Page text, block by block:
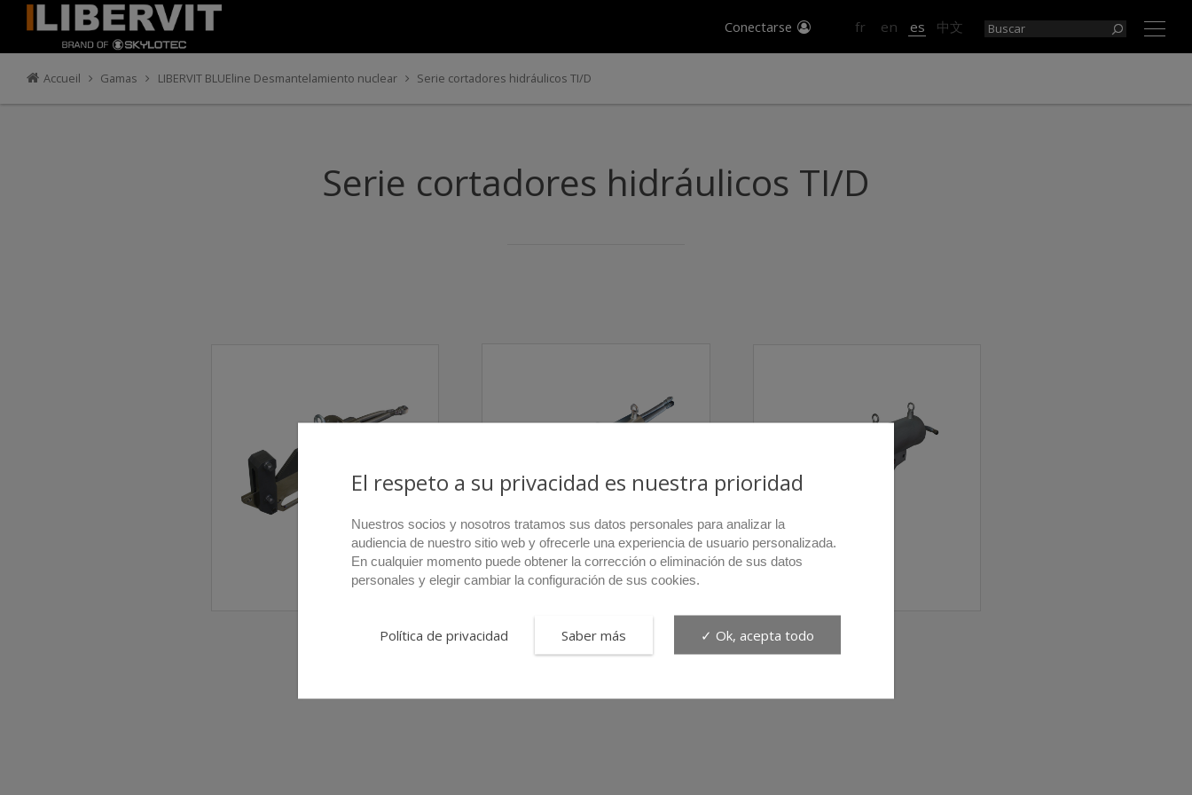
Conectarse fr en es 中文
Accueil Gamas LIBERVIT BLUEline Desmantelamiento nuclear Serie cortadores hidráulicos TI/D
Serie cortadores hidráulicos TI/D
11TI/D 20TI/D
El respeto a su privacidad es nuestra prioridad
Nuestros socios y nosotros tratamos sus datos personales para analizar la
audiencia de nuestro sitio web y ofrecerle una experiencia de usuario personalizada.
En cualquier momento puede obtener la corrección o eliminación de sus datos
personales y elegir cambiar la configuración de sus cookies.
Política de privacidad Saber más ✓ Ok, acepta todo